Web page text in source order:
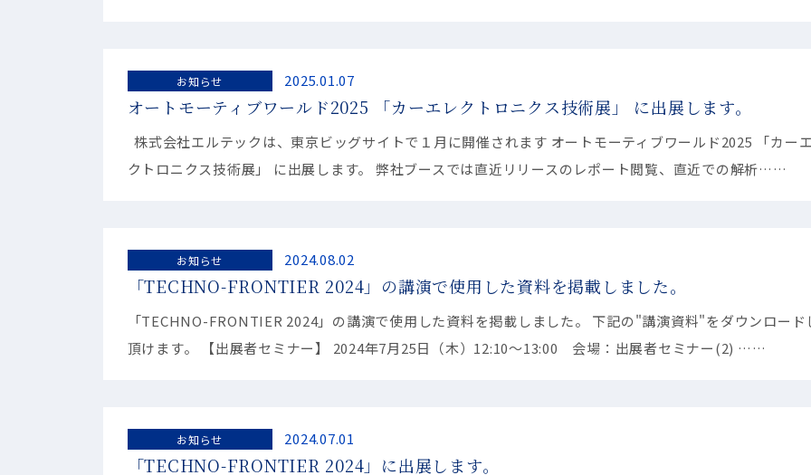
お知らせ 2025.01.07
オートモーティブワールド2025 「カーエレクトロニクス技術展」 に出展します。
株式会社エルテックは、東京ビッグサイトで１月に開催されます オートモーティブワールド2025 「カー
クトロニクス技術展」 に出展します。 弊社ブースでは直近リリースのレポート閲覧、直近での解析……
お知らせ 2024.08.02
「TECHNO-FRONTIER 2024」の講演で使用した資料を掲載しました。
「TECHNO-FRONTIER 2024」の講演で使用した資料を掲載しました。 下記の"講演資料"をダウンロード
頂けます。 【出展者セミナー】 2024年7月25日（木）12:10〜13:00 会場：出展者セミナー(2) ……
お知らせ 2024.07.01
「TECHNO-FRONTIER 2024」に出展します。